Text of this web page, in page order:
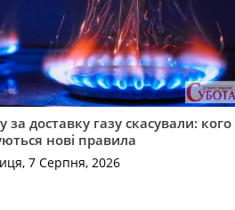
за доставку газу скасували: кого
нові правила
7 Серпня, 2026